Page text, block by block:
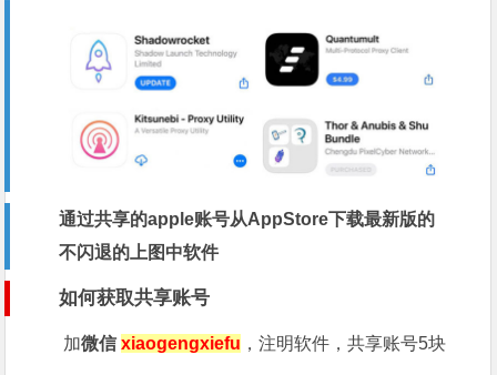
通过共享的apple账号从AppStore下载最新版的
不闪退的上图中软件
如何获取共享账号
加微信xiaogengxiefu ，注明软件，共享账号5块